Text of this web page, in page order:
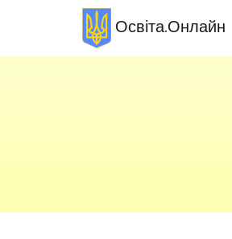
Освіта.Онлайн